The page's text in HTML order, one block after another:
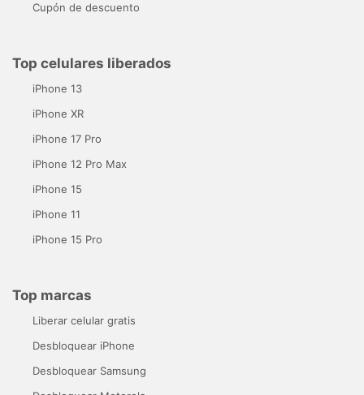
Cupón de descuento
Top celulares liberados
iPhone 13
iPhone XR
iPhone 17 Pro
iPhone 12 Pro Max
iPhone 15
iPhone 11
iPhone 15 Pro
Top marcas
Liberar celular gratis
Desbloquear iPhone
Desbloquear Samsung